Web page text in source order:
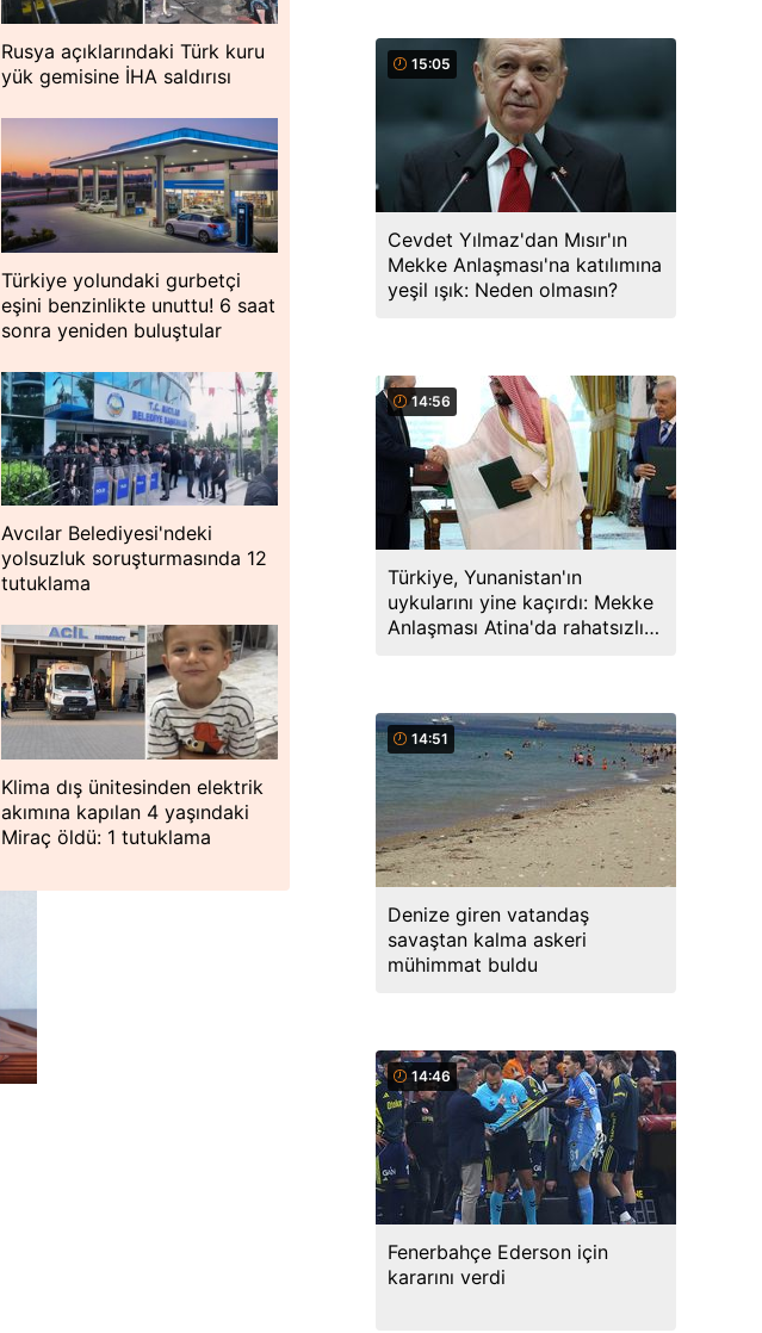
Rusya açıklarındaki Türk kuru
yük gemisine İHA saldırısı
Türkiye yolundaki gurbetçi
eşini benzinlikte unuttu! 6 saat
sonra yeniden buluştular
Avcılar Belediyesi'ndeki
yolsuzluk soruşturmasında 12
tutuklama
Klima dış ünitesinden elektrik
akımına kapılan 4 yaşındaki
Miraç öldü: 1 tutuklama
15:05
Cevdet Yılmaz'dan Mısır'ın
Mekke Anlaşması'na katılımına
yeşil ışık: Neden olmasın?
14:56
Türkiye, Yunanistan'ın
uykularını yine kaçırdı: Mekke
Anlaşması Atina'da rahatsızlık
14:51
Denize giren vatandaş
savaştan kalma askeri
mühimmat buldu
14:46
Fenerbahçe Ederson için
kararını verdi